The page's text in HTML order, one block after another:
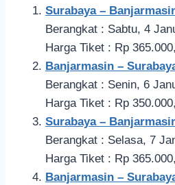
Surabaya –
Berangkat : Sabtu, 4
Harga Tiket : Rp
Banjarmasin –
Berangkat : Senin, 6
Harga Tiket : Rp
Surabaya –
Berangkat : Selasa, 7
Harga Tiket : Rp
Banjarmasin –